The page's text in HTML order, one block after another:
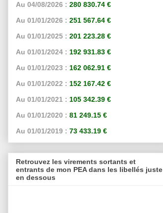
Au 04/08/2026 : 280 830.74 €
Au 01/01/2026 : 251 567.64 €
Au 01/01/2025 : 201 223.28 €
Au 01/01/2024 : 192 931.83 €
Au 01/01/2023 : 162 062.91 €
Au 01/01/2022 : 152 167.42 €
Au 01/01/2021 : 105 342.39 €
Au 01/01/2020 : 81 249.15 €
Au 01/01/2019 : 73 433.19 €
Retrouvez les virements sortants et
entrants de mon PEA dans les libellés juste
en dessous